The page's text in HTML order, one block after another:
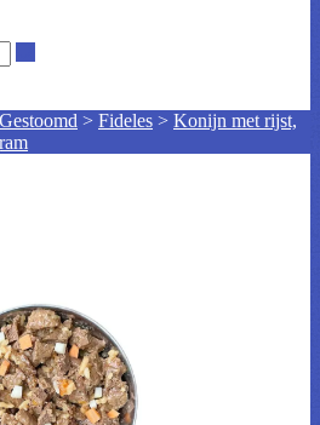
Gestoomd > Fideles > Konijn met rijst,